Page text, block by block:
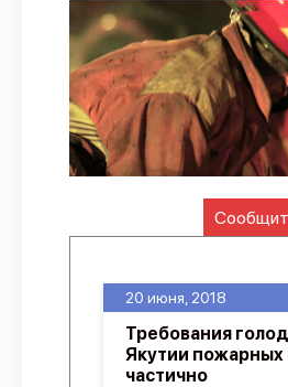
Новости
Карта
Трудовые
Отчеты
Предложить
API
Политика
20 июня, 2018
Требования
Якутии
частично